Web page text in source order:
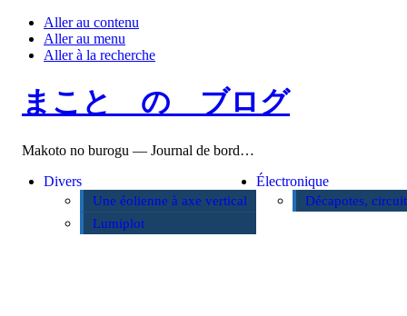
Aller au contenu
Aller au menu
Aller à la recherche
まこと の ブログ
Makoto no burogu — Journal de bord…
Divers
Une éolienne à axe vertical
Lumiplot
Électronique
Décapotes,